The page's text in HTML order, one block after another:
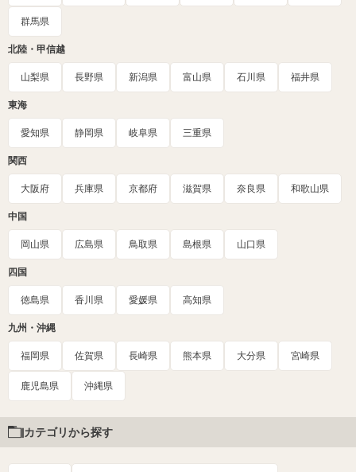
群馬県
北陸・甲信越
山梨県 長野県 新潟県 富山県 石川県 福井県
東海
愛知県 静岡県 岐阜県 三重県
関西
大阪府 兵庫県 京都府 滋賀県 奈良県 和歌山県
中国
岡山県 広島県 鳥取県 島根県 山口県
四国
徳島県 香川県 愛媛県 高知県
九州・沖縄
福岡県 佐賀県 長崎県 熊本県 大分県 宮崎県
鹿児島県 沖縄県
カテゴリから探す